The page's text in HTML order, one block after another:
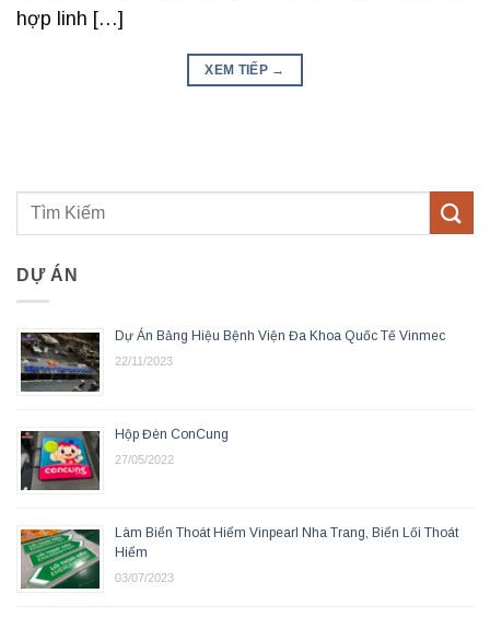
hợp linh […]
XEM TIẾP →
DỰ ÁN
Dự Án Bảng Hiệu Bệnh Viện Đa Khoa Quốc Tế Vinmec
22/11/2023
Hộp Đèn ConCung
27/05/2022
Làm Biển Thoát Hiểm Vinpearl Nha Trang, Biển Lối Thoát
Hiểm
03/07/2023